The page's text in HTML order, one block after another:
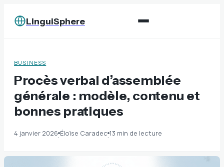
LinguiSphere
BUSINESS
Procès verbal d’assemblée
générale : modèle, contenu et
bonnes pratiques
4 janvier 2026·Éloïse Caradec·13 min de lecture